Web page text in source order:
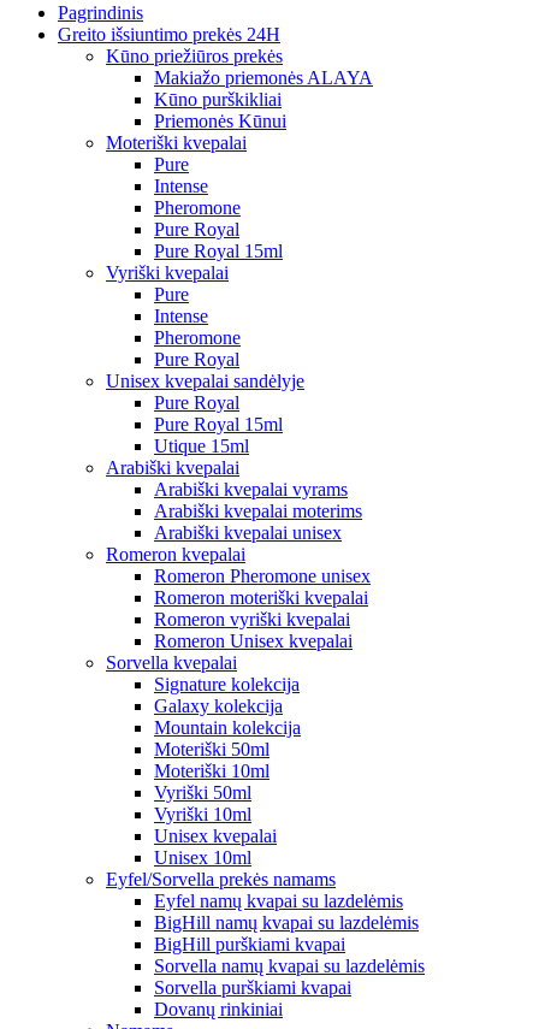
Pagrindinis
Greito išsiuntimo prekės 24H
Kūno priežiūros prekės
Makiažo priemonės ALAYA
Kūno purškikliai
Priemonės Kūnui
Moteriški kvepalai
Pure
Intense
Pheromone
Pure Royal
Pure Royal 15ml
Vyriški kvepalai
Pure
Intense
Pheromone
Pure Royal
Unisex kvepalai sandėlyje
Pure Royal
Pure Royal 15ml
Utique 15ml
Arabiški kvepalai
Arabiški kvepalai vyrams
Arabiški kvepalai moterims
Arabiški kvepalai unisex
Romeron kvepalai
Romeron Pheromone unisex
Romeron moteriški kvepalai
Romeron vyriški kvepalai
Romeron Unisex kvepalai
Sorvella kvepalai
Signature kolekcija
Galaxy kolekcija
Mountain kolekcija
Moteriški 50ml
Moteriški 10ml
Vyriški 50ml
Vyriški 10ml
Unisex kvepalai
Unisex 10ml
Eyfel/Sorvella prekės namams
Eyfel namų kvapai su lazdelėmis
BigHill namų kvapai su lazdelėmis
BigHill purškiami kvapai
Sorvella namų kvapai su lazdelėmis
Sorvella purškiami kvapai
Dovanų rinkiniai